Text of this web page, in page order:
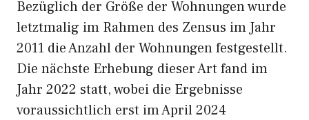
Bezüglich der Größe der Wohnungen wurde
letztmalig im Rahmen des Zensus im Jahr
2011 die Anzahl der Wohnungen festgestellt.
Die nächste Erhebung dieser Art fand im
Jahr 2022 statt, wobei die Ergebnisse
voraussichtlich erst im April 2024